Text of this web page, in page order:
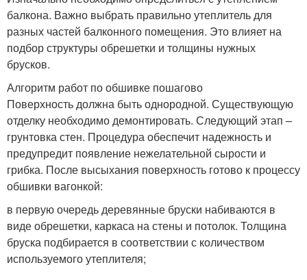
балкона. Важно выбрать правильно утеплитель для
разных частей балконного помещения. Это влияет на
подбор структуры обрешетки и толщины нужных
брусков.
Алгоритм работ по обшивке пошагово
Поверхность должна быть однородной. Существующую
отделку необходимо демонтировать. Следующий этап –
грунтовка стен. Процедура обеспечит надежность и
предупредит появление нежелательной сырости и
грибка. После высыхания поверхность готово к процессу
обшивки вагонкой:
в первую очередь деревянные бруски набиваются в
виде обрешетки, каркаса на стены и потолок. Толщина
бруска подбирается в соответствии с количеством
используемого утеплителя;